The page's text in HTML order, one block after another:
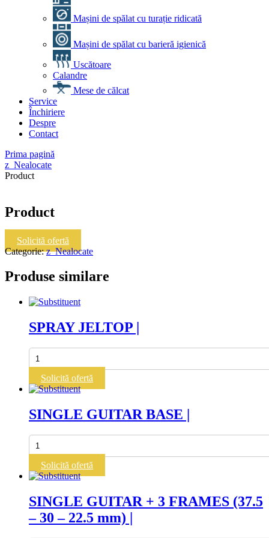
Mașini de spălat cu turație ridicată
Mașini de spălat cu barieră igienică
Uscătoare
Calandre
Mese de călcat
Service
Închiriere
Despre
Contact
Prima pagină
z_Nealocate
Product
Product
Solicită ofertă
Categorie:z_Nealocate
Produse similare
SPRAY JELTOP |
Cantitate
SPRAY
JELTOP
|
Solicită ofertă
SINGLE GUITAR BASE |
Cantitate
SINGLE
GUITAR
BASE
|
Solicită ofertă
SINGLE GUITAR + 3 FRAMES (37.5
– 30 – 22.5 mm) |